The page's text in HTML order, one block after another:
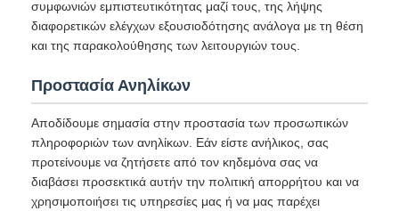
συμφωνιών εμπιστευτικότητας μαζί τους, της λήψης
διαφορετικών ελέγχων εξουσιοδότησης ανάλογα με τη θέση
και της παρακολούθησης των λειτουργιών τους.
Προστασία Ανηλίκων
Αποδίδουμε σημασία στην προστασία των προσωπικών
πληροφοριών των ανηλίκων. Εάν είστε ανήλικος, σας
προτείνουμε να ζητήσετε από τον κηδεμόνα σας να
διαβάσει προσεκτικά αυτήν την πολιτική απορρήτου και να
χρησιμοποιήσει τις υπηρεσίες μας ή να μας παρέχει